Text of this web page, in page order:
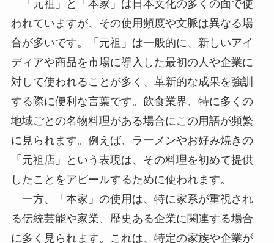
「元祖」と「本家」は日本文化の多くの面で使
われていますが、その使用頻度や文脈は異なる場
合が多いです。「元祖」は一般的に、新しいアイ
ディアや商品を市場に導入した最初の人や企業に
対して使われることが多く、革新的な成果を強訓
する際に便利な言葉です。飲食業界、特に多くの
地域ごとの名物料理がある場合にこの用語が頻繁
に見られます。例えば、ラーメンやお好み焼きの
「元祖店」という表現は、その料理を初めて提供
したことをアピールするために使われます。
一方、「本家」の使用は、特に家系が重視され
る伝統芸能や家業、歴史ある企業に関連する場合
に多く見られます。これは、特定の家族や企業が